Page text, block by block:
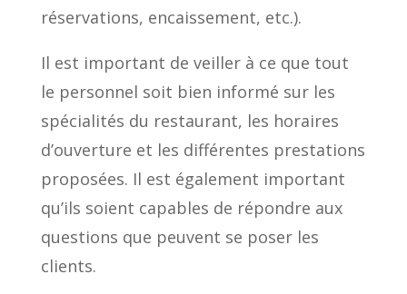
réservations, encaissement, etc.).
Il est important de veiller à ce que tout
le personnel soit bien informé sur les
spécialités du restaurant, les horaires
d’ouverture et les différentes prestations
proposées. Il est également important
qu’ils soient capables de répondre aux
questions que peuvent se poser les
clients.